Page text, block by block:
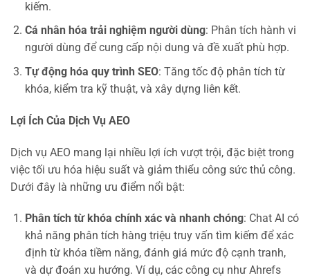
kiếm.
Cá nhân hóa trải nghiệm người dùng: Phân tích hành vi
người dùng để cung cấp nội dung và đề xuất phù hợp.
Tự động hóa quy trình SEO: Tăng tốc độ phân tích từ
khóa, kiểm tra kỹ thuật, và xây dựng liên kết.
Lợi Ích Của Dịch Vụ AEO
Dịch vụ AEO mang lại nhiều lợi ích vượt trội, đặc biệt trong
việc tối ưu hóa hiệu suất và giảm thiểu công sức thủ công.
Dưới đây là những ưu điểm nổi bật:
Phân tích từ khóa chính xác và nhanh chóng: Chat AI có
khả năng phân tích hàng triệu truy vấn tìm kiếm để xác
định từ khóa tiềm năng, đánh giá mức độ cạnh tranh,
và dự đoán xu hướng. Ví dụ, các công cụ như Ahrefs